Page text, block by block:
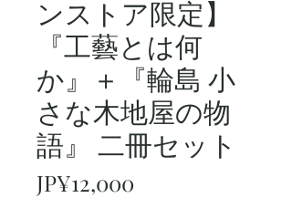
ンストア限定】
『工藝とは何
か』＋『輪島 小
さな木地屋の物
語』 二冊セット
JP¥12,000